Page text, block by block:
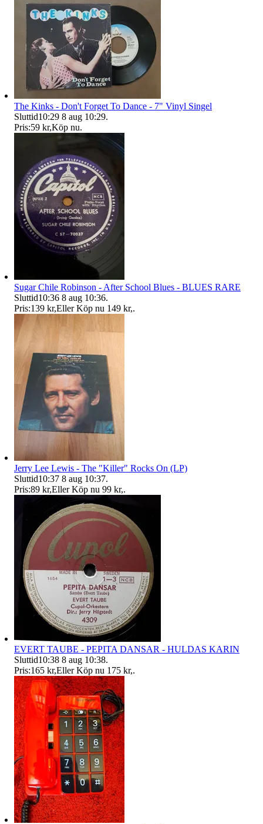
The Kinks - Don't Forget To Dance - 7" Vinyl Singel
Sluttid10:29 8 aug 10:29.
Pris:59 kr,Köp nu.
Sugar Chile Robinson - After School Blues - BLUES RARE
Sluttid10:36 8 aug 10:36.
Pris:139 kr,Eller Köp nu 149 kr,.
Jerry Lee Lewis - The "Killer" Rocks On (LP)
Sluttid10:37 8 aug 10:37.
Pris:89 kr,Eller Köp nu 99 kr,.
EVERT TAUBE - PEPITA DANSAR - HULDAS KARIN
Sluttid10:38 8 aug 10:38.
Pris:165 kr,Eller Köp nu 175 kr,.